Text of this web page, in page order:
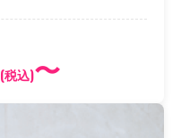
(税込)〜